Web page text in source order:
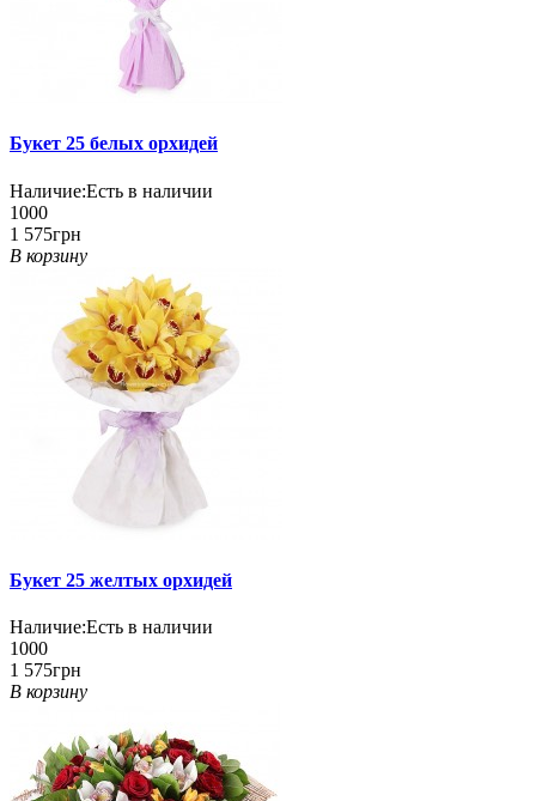
Букет 25 белых орхидей
Наличие:Есть в наличии
1000
1 575грн
В корзину
Букет 25 желтых орхидей
Наличие:Есть в наличии
1000
1 575грн
В корзину